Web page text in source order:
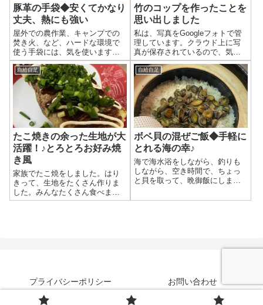
き料理スタート！ 色々作ります
が、その一部をご紹介♪ 味噌煮込
み（しいたけ、ごぼう、こんに
ゃく、豚軟骨） 重ね煮で作っ
て、味噌を入れて、少し煮込み
ます。一味を入れて、辛みをプ
ラスして出来上がり 鶏ハム むね
肉に下味をつけて、シャトルシ
ェフで鶏ハムを作ります。今回
の味付けは、バジル味と...
は、いよいよ製作の記録です。
完成までの様子 丸ノミで、削り
始め、ひたすら削っていきま
す。最初は、ノミを木にあて、
手で押しながら削っていました
が、なかなか力がいる。これで
は、終わりが見えない^^;このま
までは、やりきる自信がな
い・・。 ノミの持ち手の後ろ
を...
豚革の手袋◆安くてかなり
丈夫、熱にも強い
屋外での農作業、キャンプでの
焚き火、など、ハードな環境で
使う手袋には、気を使います。
私は、いつも「豚革の手袋」を
使っています。この手袋をして
いて、怪我をしたことも火傷を
したこともありません。 どんな
環境で使える？ ハードな環境で
使うといえば、今では１００円
ショップでも売っているワーク
グローブが一般的かもしれませ
ん。ワークグローブをはめてい
れば、なんだか作業できそうな
感じもして、ちょっとカッコい
い気もします。 しかし、私の場
合は、豚革手袋（又は牛革手
袋）です。私が今までに使って
きた環境は、 焚き火をするとき
薪を投入するとき、熱々になっ
竹のコップを作ったことを
思い出しました
私は、写真をGoogleフォトで管
理しています。クラウド上に写
真が保存されているので、気が
向いたときに、ずいぶん昔の写
真を見返すことがあります。子
供が赤ちゃんだった時の写真が
出てくると、ついつい眺めてし
まったりするのですが、そんな
中で「おや」っと見つけたの
は、竹のコップでした。そうい
えば、つくったな、と思い出し
ました。 なぜ作った、竹のコッ
プ 竹のコップは、単純に自分で
作ったコップでコーヒーを飲み
たかったからだったと記憶して
います。近所の山から竹を切っ
てきて、手頃の大きさに切っ
とをして、乾燥させて、削て、
自給自足
たこ焼きの余った生地が大
活躍！♪とろとろお好み焼
き風
家族でたこ焼をしました。はり
きって、生地をたくさん作りま
した。みんなたくさん食べまし
た。もうおなかいっぱいです。
焼を作ります。ここ数年は、た
こ焼を回すのも、かなり上達し
ました。千枚通し（たこ焼をく
自給自足
ボベ貝の混ぜご飯◆手軽に
とれる海の幸♪
海で海水浴をしながら、釣りも
しながら、空き時間で、ちょっ
と貝を取って、晩御飯にしまし
釣れなかったので、持ち帰りま
は、「ベッコウガサ」と言うら
す。 茹ではじめ 茹で終わり。殻
は自然に取れます。 ゆで汁でご
飯を炊く ゆで汁でご飯を炊くの
プライバシーポリシー お問い合わせ
© 2023-2026 登富屋ワークス（Toufuya Works）.